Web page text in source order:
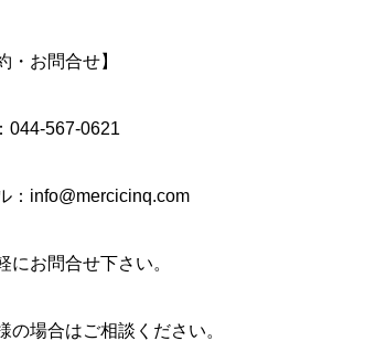
・お問合せ】
044-567-0621
：info@mercicinq.com
にお問合せ下さい。
の場合はご相談ください。